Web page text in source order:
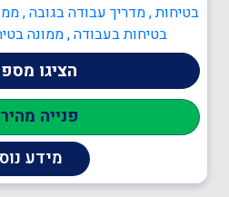
בטיחות , מדריך עבודה בגובה ,
בטיחות בעבודה , ממונה
כתיבה/עדכון תיק שטח ,
הכנה ותרגול צוותי חירום
ממונה בטיחות אש , ענף
עבודה
הציגו
פנייה
מידע